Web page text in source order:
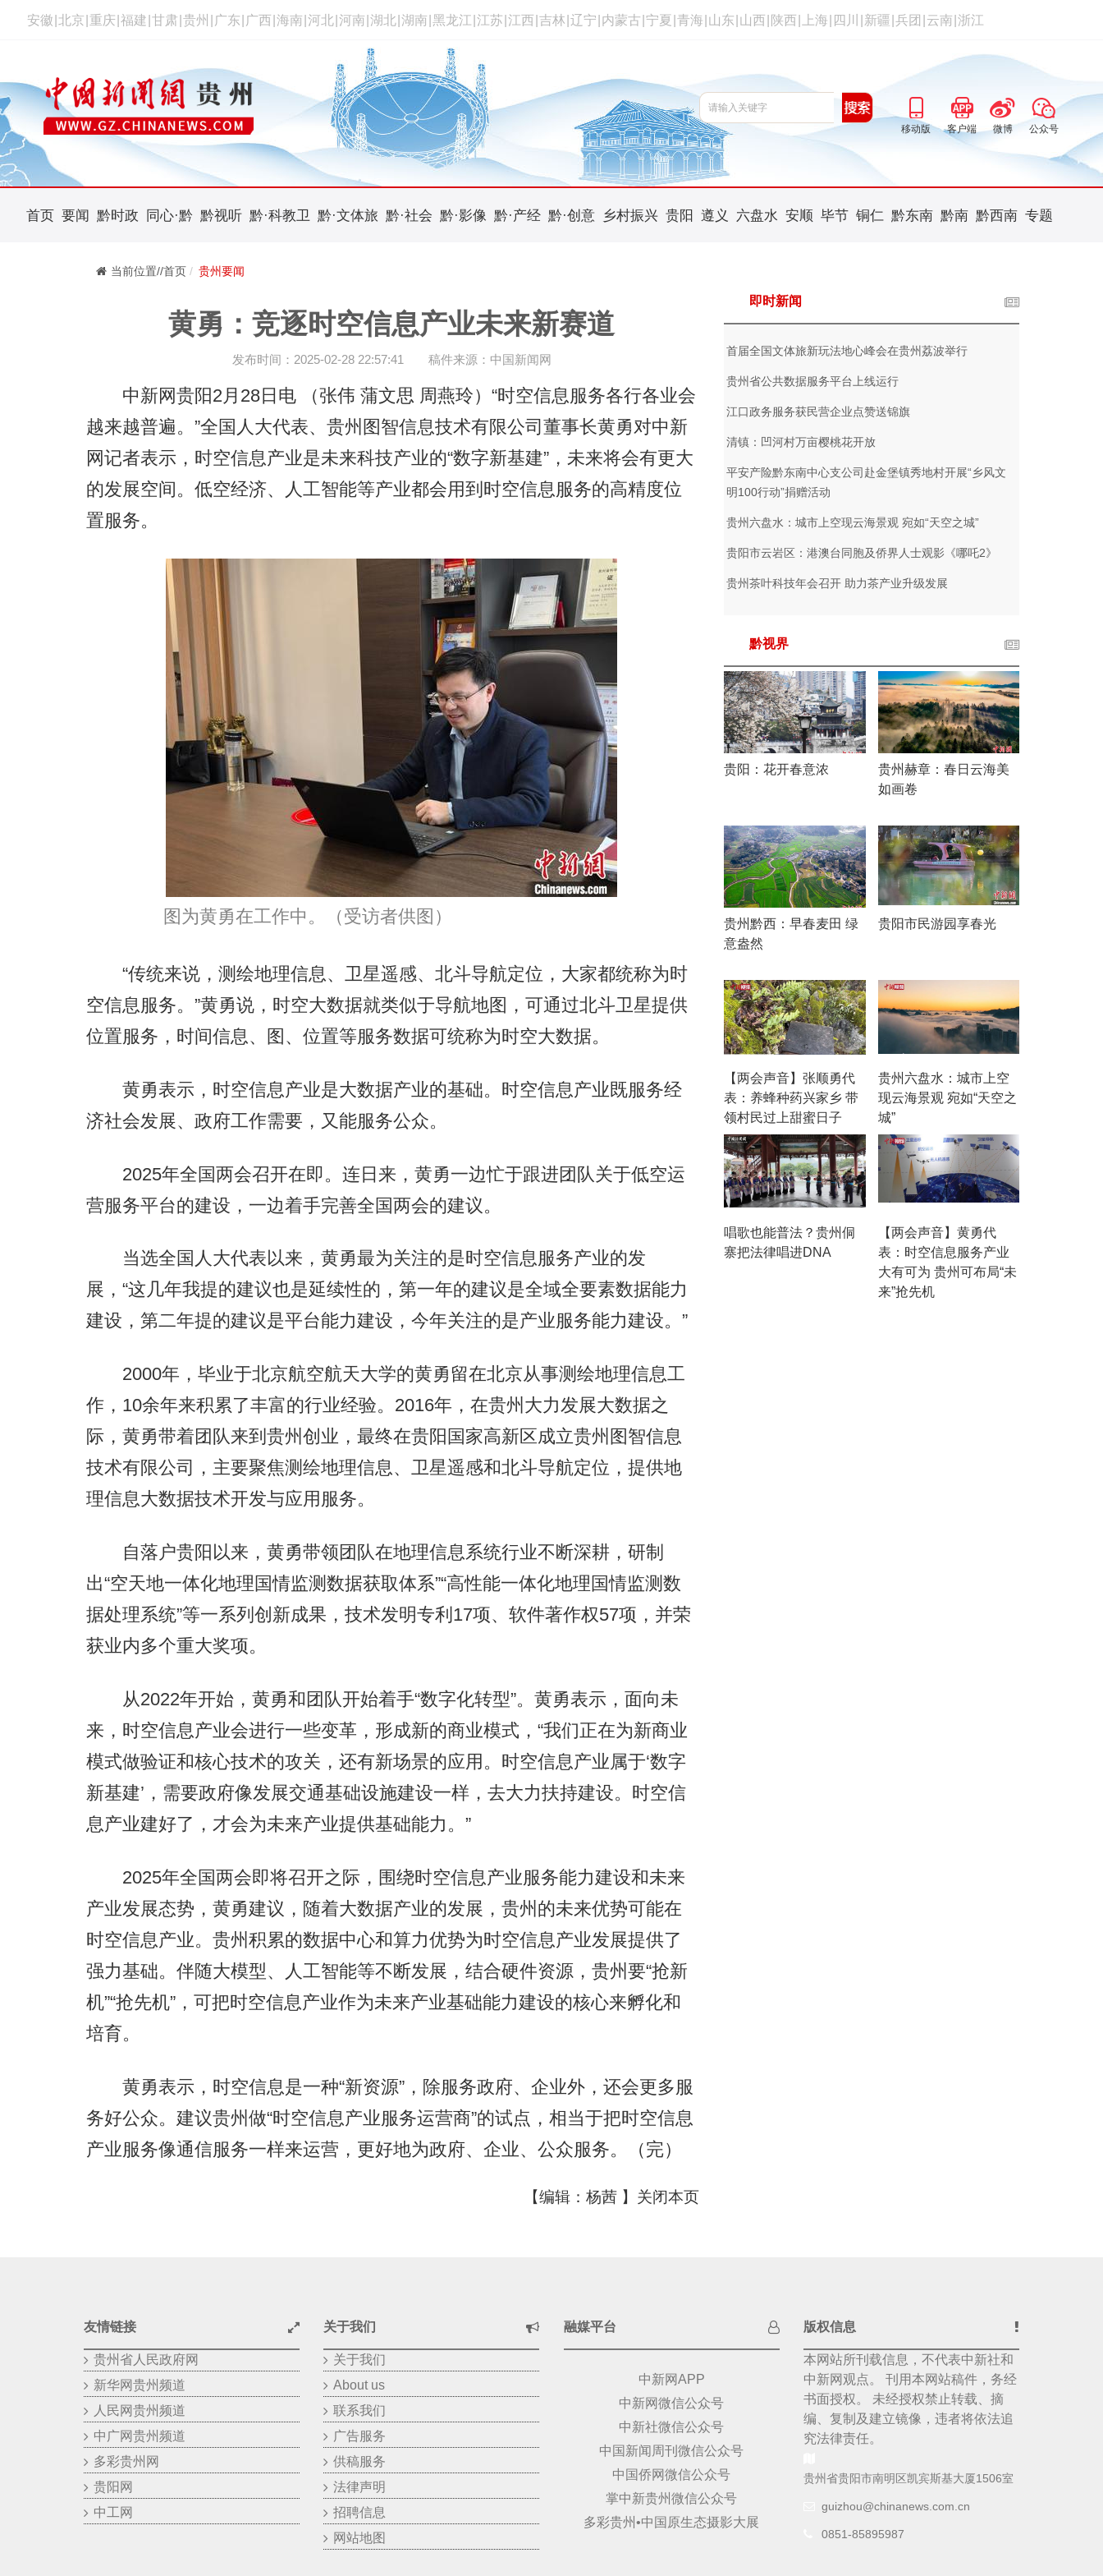
安徽 北京 重庆 福建 甘肃 贵州 广东 广西 海南 河北 河南 湖北 湖南 黑龙江 江苏 江西 吉林 辽宁 内蒙古 宁夏 青海 山东 山西 陕西 上海 四川 新疆 兵团 云南 浙江
移动版 客户端 微博 公众号
首页 要闻 黔时政 同心·黔 黔视听 黔·科教卫 黔·文体旅 黔·社会 黔·影像 黔·产经 黔·创意 乡村振兴 贵阳 遵义 六盘水 安顺 毕节 铜仁 黔东南 黔南 黔西南 专题
当前位置//首页 贵州要闻
黄勇：竞逐时空信息产业未来新赛道
发布时间：2025-02-28 22:57:41 稿件来源：中国新闻网
中新网贵阳2月28日电 （张伟 蒲文思 周燕玲）“时空信息服务各行各业会
越来越普遍。”全国人大代表、贵州图智信息技术有限公司董事长黄勇对中新
网记者表示，时空信息产业是未来科技产业的“数字新基建”，未来将会有更大
的发展空间。低空经济、人工智能等产业都会用到时空信息服务的高精度位
置服务。
图为黄勇在工作中。（受访者供图）
“传统来说，测绘地理信息、卫星遥感、北斗导航定位，大家都统称为时
空信息服务。”黄勇说，时空大数据就类似于导航地图，可通过北斗卫星提供
位置服务，时间信息、图、位置等服务数据可统称为时空大数据。
黄勇表示，时空信息产业是大数据产业的基础。时空信息产业既服务经
济社会发展、政府工作需要，又能服务公众。
2025年全国两会召开在即。连日来，黄勇一边忙于跟进团队关于低空运
营服务平台的建设，一边着手完善全国两会的建议。
当选全国人大代表以来，黄勇最为关注的是时空信息服务产业的发
展，“这几年我提的建议也是延续性的，第一年的建议是全域全要素数据能力
建设，第二年提的建议是平台能力建设，今年关注的是产业服务能力建设。”
2000年，毕业于北京航空航天大学的黄勇留在北京从事测绘地理信息工
作，10余年来积累了丰富的行业经验。2016年，在贵州大力发展大数据之
际，黄勇带着团队来到贵州创业，最终在贵阳国家高新区成立贵州图智信息
技术有限公司，主要聚焦测绘地理信息、卫星遥感和北斗导航定位，提供地
理信息大数据技术开发与应用服务。
自落户贵阳以来，黄勇带领团队在地理信息系统行业不断深耕，研制
出“空天地一体化地理国情监测数据获取体系”“高性能一体化地理国情监测数
据处理系统”等一系列创新成果，技术发明专利17项、软件著作权57项，并荣
获业内多个重大奖项。
从2022年开始，黄勇和团队开始着手“数字化转型”。黄勇表示，面向未
来，时空信息产业会进行一些变革，形成新的商业模式，“我们正在为新商业
模式做验证和核心技术的攻关，还有新场景的应用。时空信息产业属于‘数字
新基建’，需要政府像发展交通基础设施建设一样，去大力扶持建设。时空信
息产业建好了，才会为未来产业提供基础能力。”
2025年全国两会即将召开之际，围绕时空信息产业服务能力建设和未来
产业发展态势，黄勇建议，随着大数据产业的发展，贵州的未来优势可能在
时空信息产业。贵州积累的数据中心和算力优势为时空信息产业发展提供了
强力基础。伴随大模型、人工智能等不断发展，结合硬件资源，贵州要“抢新
机”“抢先机”，可把时空信息产业作为未来产业基础能力建设的核心来孵化和
培育。
黄勇表示，时空信息是一种“新资源”，除服务政府、企业外，还会更多服
务好公众。建议贵州做“时空信息产业服务运营商”的试点，相当于把时空信息
产业服务像通信服务一样来运营，更好地为政府、企业、公众服务。（完）
【编辑：杨茜 】 关闭本页
即时新闻
首届全国文体旅新玩法地心峰会在贵州荔波举行
贵州省公共数据服务平台上线运行
江口政务服务获民营企业点赞送锦旗
清镇：凹河村万亩樱桃花开放
平安产险黔东南中心支公司赴金堡镇秀地村开展“乡风文
明100行动”捐赠活动
贵州六盘水：城市上空现云海景观 宛如“天空之城”
贵阳市云岩区：港澳台同胞及侨界人士观影《哪吒2》
贵州茶叶科技年会召开 助力茶产业升级发展
黔视界
贵阳：花开春意浓
贵州赫章：春日云海美
如画卷
贵州黔西：早春麦田 绿
意盎然
贵阳市民游园享春光
【两会声音】张顺勇代
表：养蜂种药兴家乡 带
领村民过上甜蜜日子
贵州六盘水：城市上空
现云海景观 宛如“天空之
城”
唱歌也能普法？贵州侗
寨把法律唱进DNA
【两会声音】黄勇代
表：时空信息服务产业
大有可为 贵州可布局“未
来”抢先机
友情链接
贵州省人民政府网
新华网贵州频道
人民网贵州频道
中广网贵州频道
多彩贵州网
贵阳网
中工网
关于我们
关于我们
About us
联系我们
广告服务
供稿服务
法律声明
招聘信息
网站地图
融媒平台
中新网APP
中新网微信公众号
中新社微信公众号
中国新闻周刊微信公众号
中国侨网微信公众号
掌中新贵州微信公众号
多彩贵州•中国原生态摄影大展
版权信息
本网站所刊载信息，不代表中新社和
中新网观点。 刊用本网站稿件，务经
书面授权。 未经授权禁止转载、摘
编、复制及建立镜像，违者将依法追
究法律责任。
贵州省贵阳市南明区凯宾斯基大厦1506室
guizhou@chinanews.com.cn
0851-85895987